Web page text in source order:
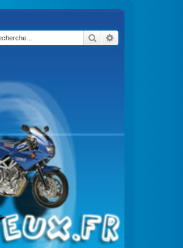
Rechercher